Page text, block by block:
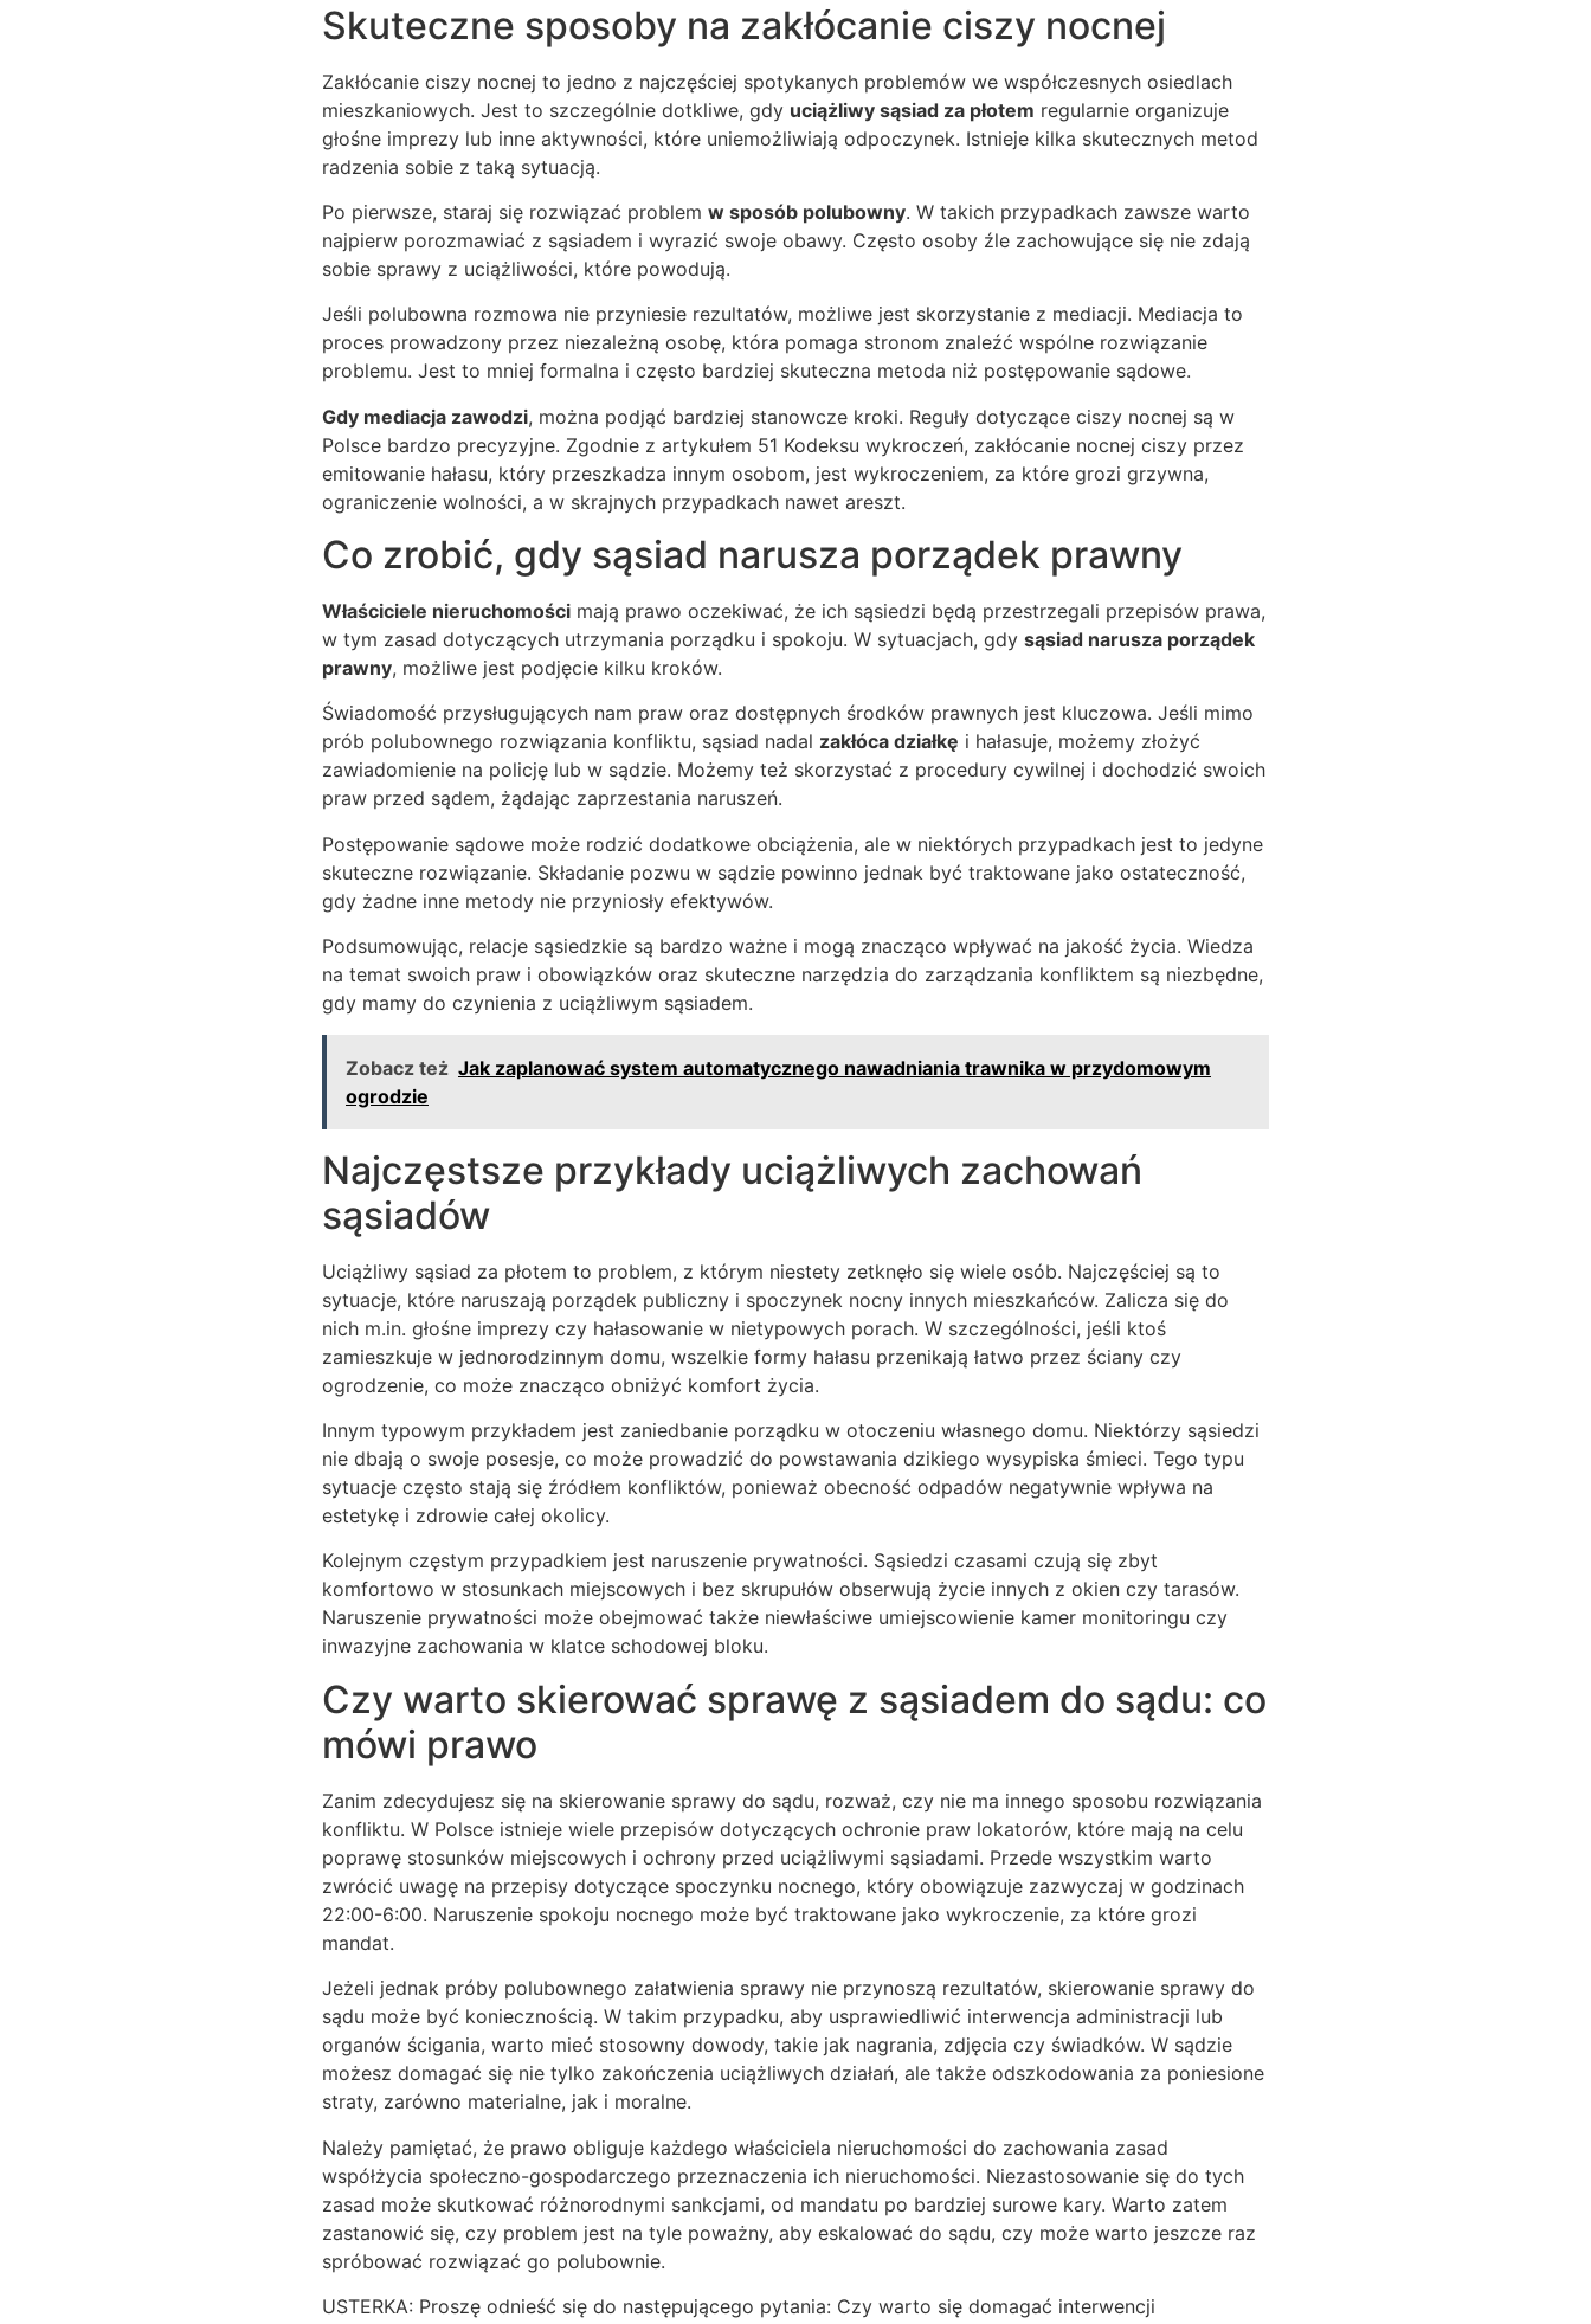
Skuteczne sposoby na zakłócanie ciszy nocnej
Zakłócanie ciszy nocnej to jedno z najczęściej spotykanych problemów we współczesnych osiedlach
mieszkaniowych. Jest to szczególnie dotkliwe, gdy uciążliwy sąsiad za płotem regularnie organizuje
głośne imprezy lub inne aktywności, które uniemożliwiają odpoczynek. Istnieje kilka skutecznych metod
radzenia sobie z taką sytuacją.
Po pierwsze, staraj się rozwiązać problem w sposób polubowny. W takich przypadkach zawsze warto
najpierw porozmawiać z sąsiadem i wyrazić swoje obawy. Często osoby źle zachowujące się nie zdają
sobie sprawy z uciążliwości, które powodują.
Jeśli polubowna rozmowa nie przyniesie rezultatów, możliwe jest skorzystanie z mediacji. Mediacja to
proces prowadzony przez niezależną osobę, która pomaga stronom znaleźć wspólne rozwiązanie
problemu. Jest to mniej formalna i często bardziej skuteczna metoda niż postępowanie sądowe.
Gdy mediacja zawodzi, można podjąć bardziej stanowcze kroki. Reguły dotyczące ciszy nocnej są w
Polsce bardzo precyzyjne. Zgodnie z artykułem 51 Kodeksu wykroczeń, zakłócanie nocnej ciszy przez
emitowanie hałasu, który przeszkadza innym osobom, jest wykroczeniem, za które grozi grzywna,
ograniczenie wolności, a w skrajnych przypadkach nawet areszt.
Co zrobić, gdy sąsiad narusza porządek prawny
Właściciele nieruchomości mają prawo oczekiwać, że ich sąsiedzi będą przestrzegali przepisów prawa,
w tym zasad dotyczących utrzymania porządku i spokoju. W sytuacjach, gdy sąsiad narusza porządek
prawny, możliwe jest podjęcie kilku kroków.
Świadomość przysługujących nam praw oraz dostępnych środków prawnych jest kluczowa. Jeśli mimo
prób polubownego rozwiązania konfliktu, sąsiad nadal zakłóca działkę i hałasuje, możemy złożyć
zawiadomienie na policję lub w sądzie. Możemy też skorzystać z procedury cywilnej i dochodzić swoich
praw przed sądem, żądając zaprzestania naruszeń.
Postępowanie sądowe może rodzić dodatkowe obciążenia, ale w niektórych przypadkach jest to jedyne
skuteczne rozwiązanie. Składanie pozwu w sądzie powinno jednak być traktowane jako ostateczność,
gdy żadne inne metody nie przyniosły efektywów.
Podsumowując, relacje sąsiedzkie są bardzo ważne i mogą znacząco wpływać na jakość życia. Wiedza
na temat swoich praw i obowiązków oraz skuteczne narzędzia do zarządzania konfliktem są niezbędne,
gdy mamy do czynienia z uciążliwym sąsiadem.
Zobacz też Jak zaplanować system automatycznego nawadniania trawnika w przydomowym
ogrodzie
Najczęstsze przykłady uciążliwych zachowań
sąsiadów
Uciążliwy sąsiad za płotem to problem, z którym niestety zetknęło się wiele osób. Najczęściej są to
sytuacje, które naruszają porządek publiczny i spoczynek nocny innych mieszkańców. Zalicza się do
nich m.in. głośne imprezy czy hałasowanie w nietypowych porach. W szczególności, jeśli ktoś
zamieszkuje w jednorodzinnym domu, wszelkie formy hałasu przenikają łatwo przez ściany czy
ogrodzenie, co może znacząco obniżyć komfort życia.
Innym typowym przykładem jest zaniedbanie porządku w otoczeniu własnego domu. Niektórzy sąsiedzi
nie dbają o swoje posesje, co może prowadzić do powstawania dzikiego wysypiska śmieci. Tego typu
sytuacje często stają się źródłem konfliktów, ponieważ obecność odpadów negatywnie wpływa na
estetykę i zdrowie całej okolicy.
Kolejnym częstym przypadkiem jest naruszenie prywatności. Sąsiedzi czasami czują się zbyt
komfortowo w stosunkach miejscowych i bez skrupułów obserwują życie innych z okien czy tarasów.
Naruszenie prywatności może obejmować także niewłaściwe umiejscowienie kamer monitoringu czy
inwazyjne zachowania w klatce schodowej bloku.
Czy warto skierować sprawę z sąsiadem do sądu: co
mówi prawo
Zanim zdecydujesz się na skierowanie sprawy do sądu, rozważ, czy nie ma innego sposobu rozwiązania
konfliktu. W Polsce istnieje wiele przepisów dotyczących ochronie praw lokatorów, które mają na celu
poprawę stosunków miejscowych i ochrony przed uciążliwymi sąsiadami. Przede wszystkim warto
zwrócić uwagę na przepisy dotyczące spoczynku nocnego, który obowiązuje zazwyczaj w godzinach
22:00-6:00. Naruszenie spokoju nocnego może być traktowane jako wykroczenie, za które grozi
mandat.
Jeżeli jednak próby polubownego załatwienia sprawy nie przynoszą rezultatów, skierowanie sprawy do
sądu może być koniecznością. W takim przypadku, aby usprawiedliwić interwencja administracji lub
organów ścigania, warto mieć stosowny dowody, takie jak nagrania, zdjęcia czy świadków. W sądzie
możesz domagać się nie tylko zakończenia uciążliwych działań, ale także odszkodowania za poniesione
straty, zarówno materialne, jak i moralne.
Należy pamiętać, że prawo obliguje każdego właściciela nieruchomości do zachowania zasad
współżycia społeczno-gospodarczego przeznaczenia ich nieruchomości. Niezastosowanie się do tych
zasad może skutkować różnorodnymi sankcjami, od mandatu po bardziej surowe kary. Warto zatem
zastanowić się, czy problem jest na tyle poważny, aby eskalować do sądu, czy może warto jeszcze raz
spróbować rozwiązać go polubownie.
USTERKA: Proszę odnieść się do następującego pytania: Czy warto się domagać interwencji